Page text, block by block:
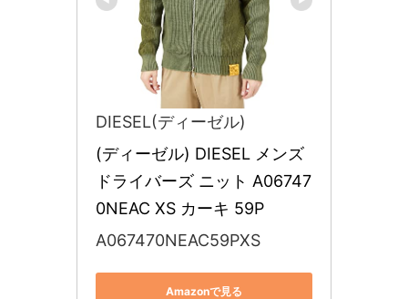
DIESEL(ディーゼル)
(ディーゼル) DIESEL メンズ
ドライバーズ ニット A06747
0NEAC XS カーキ 59P
A067470NEAC59PXS
Amazonで見る